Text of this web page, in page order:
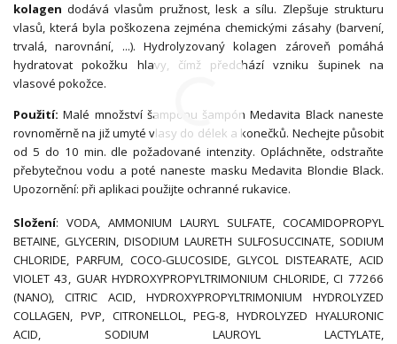
kolagendodává vlasům pružnost, lesk a sílu. Zlepšuje strukturu
vlasů, která byla poškozena zejména chemickými zásahy (barvení,
trvalá, narovnání, ...). Hydrolyzovaný kolagen zároveň pomáhá
hydratovat pokožku hlavy, čímž předchází vzniku šupinek na
vlasové pokožce.
Použití:Malé množství šampónu šampón Medavita Black naneste
rovnoměrně na již umyté vlasy do délek a konečků. Nechejte působit
od 5 do 10 min. dle požadované intenzity. Opláchněte, odstraňte
přebytečnou vodu a poté naneste masku Medavita Blondie Black.
Upozornění: při aplikaci použijte ochranné rukavice.
Složení: VODA, AMMONIUM LAURYL SULFATE, COCAMIDOPROPYL
BETAINE, GLYCERIN, DISODIUM LAURETH SULFOSUCCINATE, SODIUM
CHLORIDE, PARFUM, COCO-GLUCOSIDE, GLYCOL DISTEARATE, ACID
VIOLET 43, GUAR HYDROXYPROPYLTRIMONIUM CHLORIDE, CI 77266
(NANO), CITRIC ACID, HYDROXYPROPYLTRIMONIUM HYDROLYZED
COLLAGEN, PVP, CITRONELLOL, PEG-8, HYDROLYZED HYALURONIC
ACID, SODIUM LAUROYL LACTYLATE,